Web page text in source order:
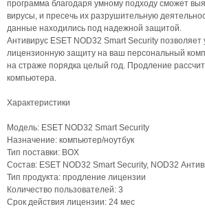
программа благодаря умному подходу сможет
вирусы, и пресечь их разрушительную
данные находились под надежной защитой.
Антивирус ESET NOD32 Smart Security позволяет
лицензионную защиту на ваш персональный
на страже порядка целый год. Продление
компьютера.
Характеристики
Модель: ESET NOD32 Smart Security
Назначение: компьютер/ноутбук
Тип поставки: BOX
Состав: ESET NOD32 Smart Security, NOD32
Тип продукта: продление лицензии
Количество пользователей: 3
Срок действия лицензии: 24 мес